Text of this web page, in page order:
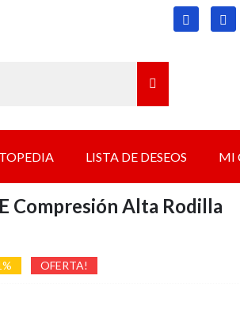
LISTA DE DESEOS MI
Compresión Alta Rodilla
OFERTA!